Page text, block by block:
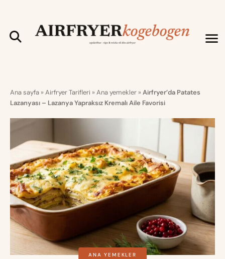
Ana sayfa » Airfryer Tarifleri » Ana yemekler » Airfryer’da Patates
Lazanyası – Lazanya Yapraksız Kremalı Aile Favorisi
ANA YEMEKLER